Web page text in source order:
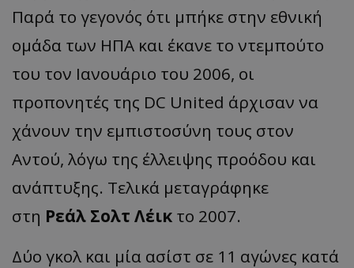
Παρά το γεγονός ότι μπήκε στην εθνική
ομάδα των ΗΠΑ και έκανε το ντεμπούτο
του τον Ιανουάριο του 2006, οι
προπονητές της DC United άρχισαν να
χάνουν την εμπιστοσύνη τους στον
Αντού, λόγω της έλλειψης προόδου και
ανάπτυξης. Τελικά μεταγράφηκε
στη Ρεάλ Σολτ Λέικ το 2007.
Δύο γκολ και μία ασίστ σε 11 αγώνες κατά